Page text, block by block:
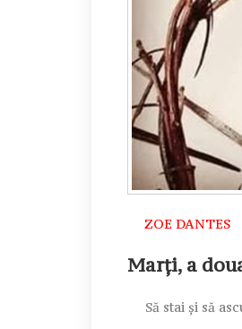
ZOE DANTES
Marți, a
Să stai și să